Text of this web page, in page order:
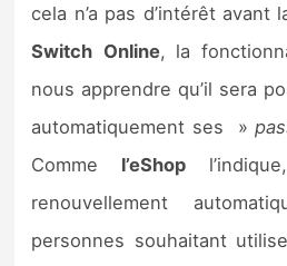
cela n’a pas d’intérêt avant
Switch Online, la
nous apprendre qu’il sera
automatiquement ses »
Comme l’eShop
renouvellement
personnes souhaitant